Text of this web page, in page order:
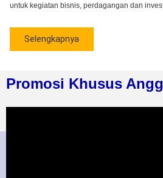
untuk kegiatan bisnis, perdagangan dan
Selengkapnya
Promosi Khusus